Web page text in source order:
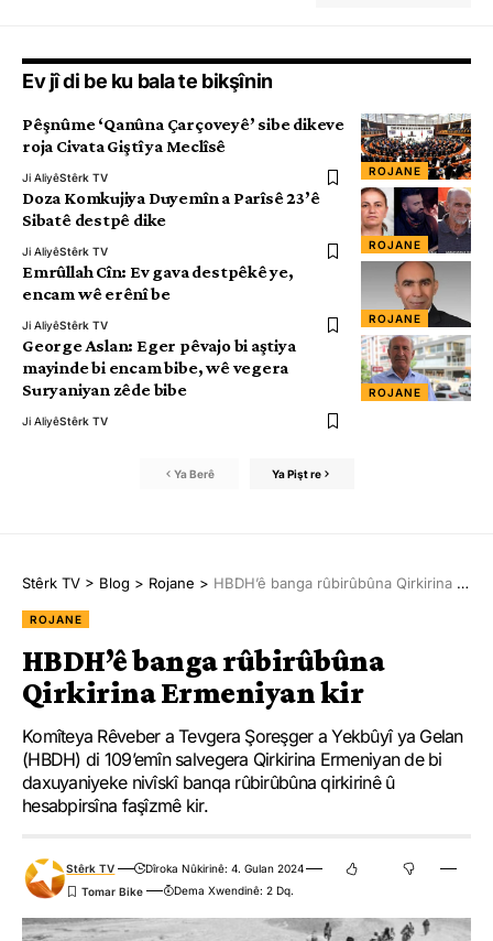
Ev jî di be ku bala te bikşînin
ROJANE
Pêşnûme ‘Qanûna Çarçoveyê’ sibe dikeve
roja Civata Giştî ya Meclîsê
Ji AliyêStêrk TV
ROJANE
Doza Komkujiya Duyemîn a Parîsê 23’ê
Sibatê destpê dike
Ji AliyêStêrk TV
ROJANE
Emrûllah Cîn: Ev gava destpêkê ye,
encam wê erênî be
Ji AliyêStêrk TV
ROJANE
George Aslan: Eger pêvajo bi aştiya
mayinde bi encam bibe, wê vegera
Suryaniyan zêde bibe
Ji AliyêStêrk TV
Ya Berê Ya Pişt re
Stêrk TV > Blog > Rojane > HBDH’ê banga rûbirûbûna Qirkirina Ermeniyan kir
ROJANE
HBDH’ê banga rûbirûbûna
Qirkirina Ermeniyan kir
Komîteya Rêveber a Tevgera Şoreşger a Yekbûyî ya Gelan
(HBDH) di 109’emîn salvegera Qirkirina Ermeniyan de bi
daxuyaniyeke nivîskî banqa rûbirûbûna qirkirinê û
hesabpirsîna faşîzmê kir.
Stêrk TV
Dîroka Nûkirinê: 4. Gulan 2024
Dema Xwendinê: 2 Dq.